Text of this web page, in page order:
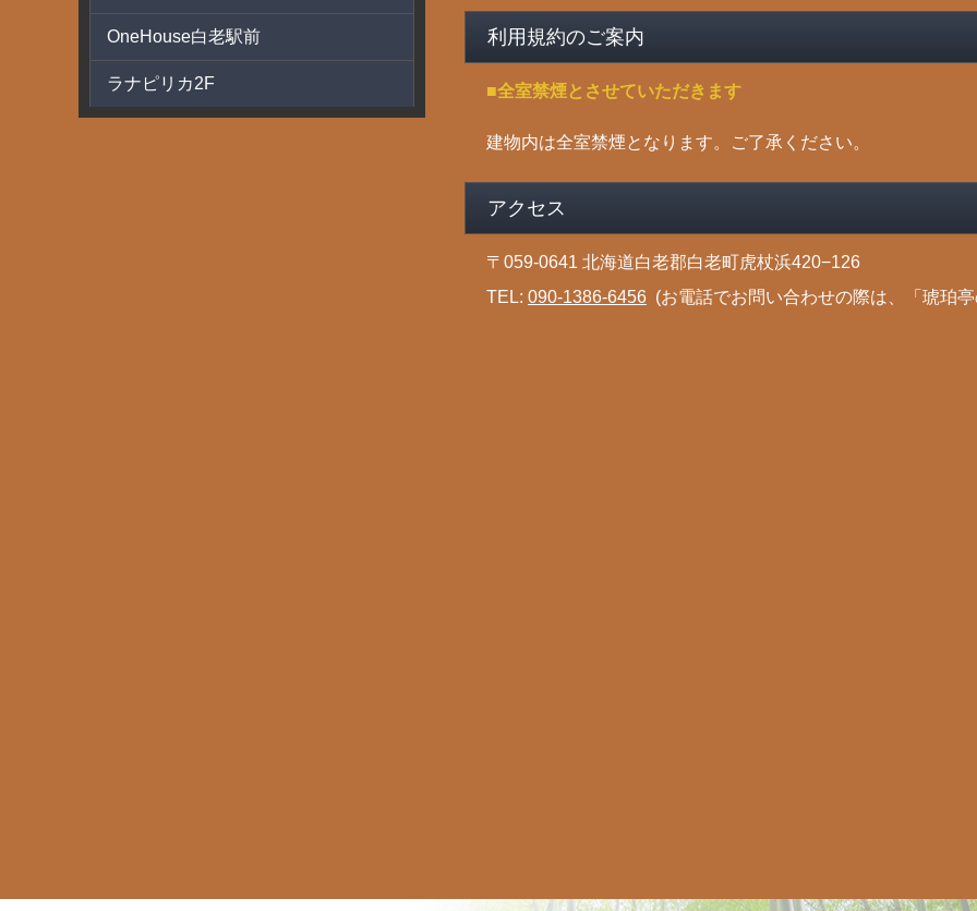
利用規約のご案内
■全室禁煙とさせていただきます
建物内は全室禁煙となります。ご了承ください。
アクセス
〒059-0641 北海道白老郡白老町虎杖浜420−126
TEL: 090-1386-6456 (お電話でお問い合わせの際は、「琥珀
OneHouse白老駅前
ラナピリカ2F